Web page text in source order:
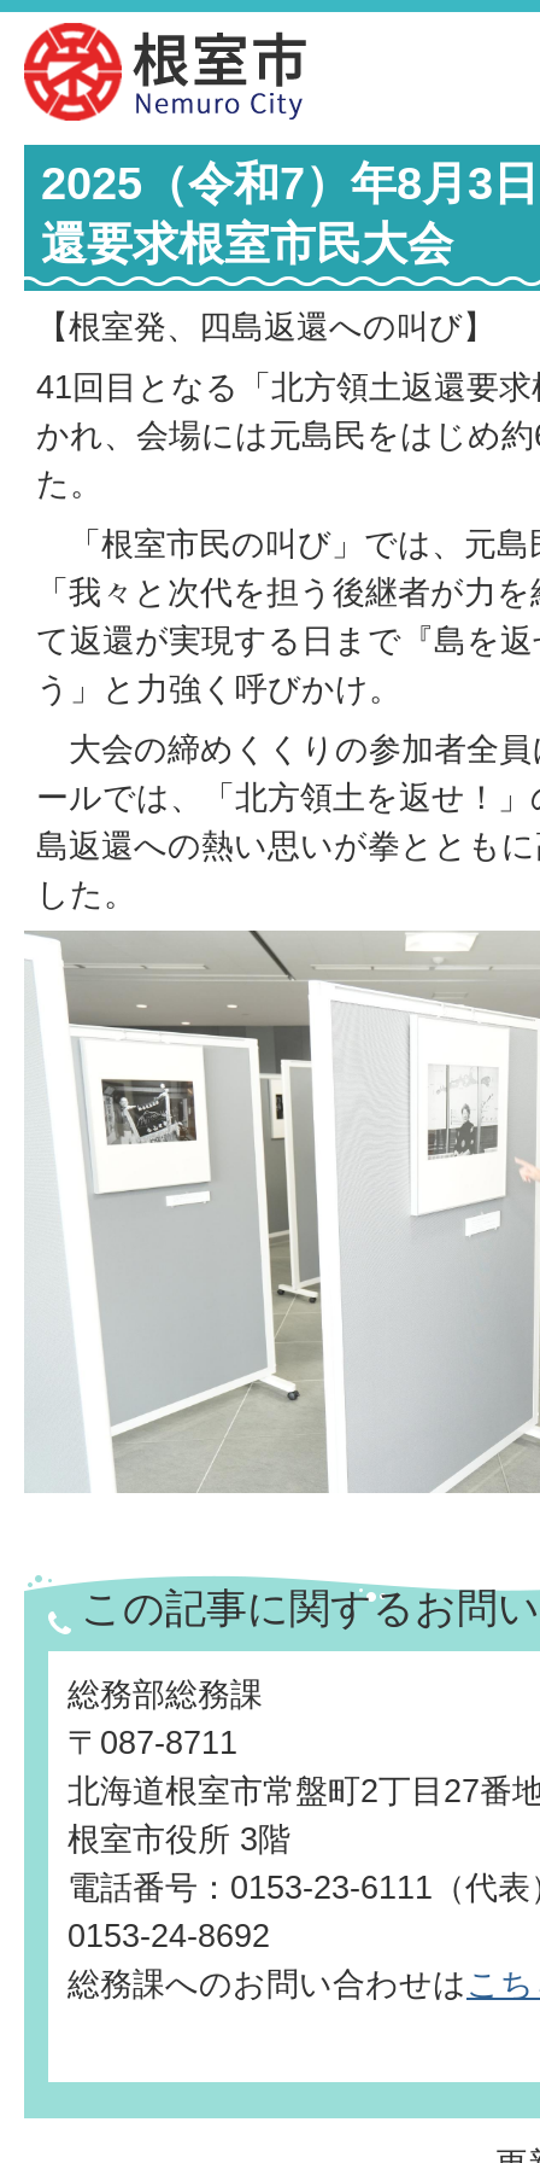
2025（令和7）年8月3
還要求根室市民大会
【根室発、四島返還への叫び】
41回目となる「北方領土返還要
かれ、会場には元島民をはじめ
た。
「根室市民の叫び」では、元島
「我々と次代を担う後継者が力
て返還が実現する日まで『島を
う」と力強く呼びかけ。
大会の締めくくりの参加者全
ールでは、「北方領土を返せ！
島返還への熱い思いが拳ととも
した。
この記事に関するお問
総務部総務課
〒087-8711
北海道根室市常盤町2丁目27番
根室市役所 3階
電話番号：0153-23-6111（代
0153-24-8692
総務課へのお問い合わせはこ